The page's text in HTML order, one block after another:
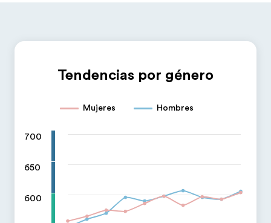
Tendencias por género
Mujeres Hombres
700
650
600